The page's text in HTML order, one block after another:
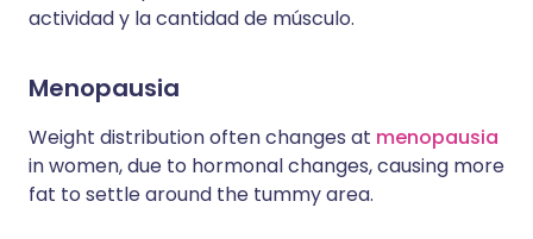
actividad y la cantidad de músculo.
Menopausia
Weight distribution often changes at menopausia
in women, due to hormonal changes, causing more
fat to settle around the tummy area.